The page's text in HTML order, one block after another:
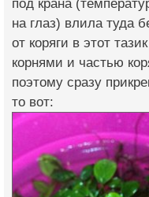
под крана
на глаз) влила туда
от коряги в этот
корнями и частью
поэтому сразу
то вот: